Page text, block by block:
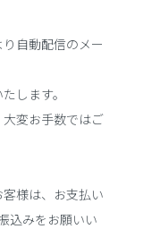
自動配信のメー
します。
変お手数ではご
様は、お支払い
込みをお願いい